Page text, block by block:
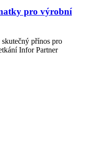
pro výrobní
přínos pro
Infor Partner